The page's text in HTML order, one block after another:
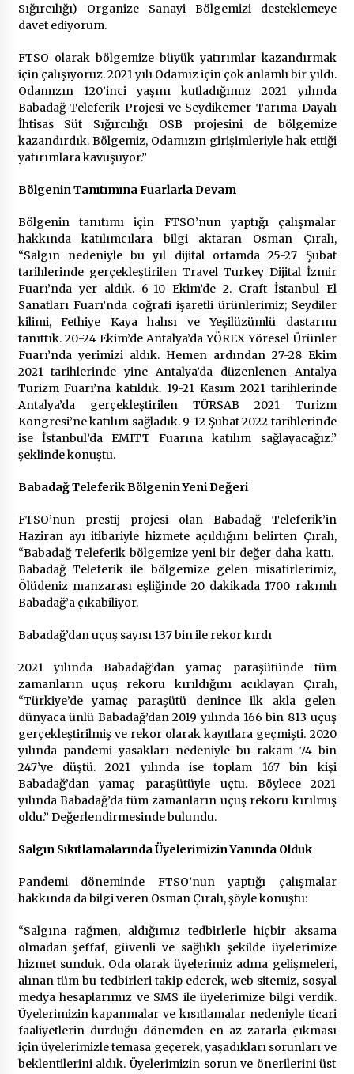
Sığırcılığı) Organize Sanayi Bölgemizi desteklemeye
davet ediyorum.
FTSO olarak bölgemize büyük yatırımlar kazandırmak
için çalışıyoruz. 2021 yılı Odamız için çok anlamlı bir yıldı.
Odamızın 120’inci yaşını kutladığımız 2021 yılında
Babadağ Teleferik Projesi ve Seydikemer Tarıma Dayalı
İhtisas Süt Sığırcılığı OSB projesini de bölgemize
kazandırdık. Bölgemiz, Odamızın girişimleriyle hak ettiği
yatırımlara kavuşuyor.”
Bölgenin Tanıtımına Fuarlarla Devam
Bölgenin tanıtımı için FTSO’nun yaptığı çalışmalar
hakkında katılımcılara bilgi aktaran Osman Çıralı,
“Salgın nedeniyle bu yıl dijital ortamda 25-27 Şubat
tarihlerinde gerçekleştirilen Travel Turkey Dijital İzmir
Fuarı’nda yer aldık. 6-10 Ekim’de 2. Craft İstanbul El
Sanatları Fuarı’nda coğrafi işaretli ürünlerimiz; Seydiler
kilimi, Fethiye Kaya halısı ve Yeşilüzümlü dastarını
tanıttık. 20-24 Ekim’de Antalya’da YÖREX Yöresel Ürünler
Fuarı’nda yerimizi aldık. Hemen ardından 27-28 Ekim
2021 tarihlerinde yine Antalya’da düzenlenen Antalya
Turizm Fuarı’na katıldık. 19-21 Kasım 2021 tarihlerinde
Antalya’da gerçekleştirilen TÜRSAB 2021 Turizm
Kongresi’ne katılım sağladık. 9-12 Şubat 2022 tarihlerinde
ise İstanbul’da EMITT Fuarına katılım sağlayacağız.”
şeklinde konuştu.
Babadağ Teleferik Bölgenin Yeni Değeri
FTSO’nun prestij projesi olan Babadağ Teleferik’in
Haziran ayı itibariyle hizmete açıldığını belirten Çıralı,
“Babadağ Teleferik bölgemize yeni bir değer daha kattı.
Babadağ Teleferik ile bölgemize gelen misafirlerimiz,
Ölüdeniz manzarası eşliğinde 20 dakikada 1700 rakımlı
Babadağ’a çıkabiliyor.
Babadağ’dan uçuş sayısı 137 bin ile rekor kırdı
2021 yılında Babadağ’dan yamaç paraşütünde tüm
zamanların uçuş rekoru kırıldığını açıklayan Çıralı,
“Türkiye’de yamaç paraşütü denince ilk akla gelen
dünyaca ünlü Babadağ’dan 2019 yılında 166 bin 813 uçuş
gerçekleştirilmiş ve rekor olarak kayıtlara geçmişti. 2020
yılında pandemi yasakları nedeniyle bu rakam 74 bin
247’ye düştü. 2021 yılında ise toplam 167 bin kişi
Babadağ’dan yamaç paraşütüyle uçtu. Böylece 2021
yılında Babadağ’da tüm zamanların uçuş rekoru kırılmış
oldu.” Değerlendirmesinde bulundu.
Salgın Sıkıtlamalarında Üyelerimizin Yanında Olduk
Pandemi döneminde FTSO’nun yaptığı çalışmalar
hakkında da bilgi veren Osman Çıralı, şöyle konuştu:
“Salgına rağmen, aldığımız tedbirlerle hiçbir aksama
olmadan şeffaf, güvenli ve sağlıklı şekilde üyelerimize
hizmet sunduk. Oda olarak üyelerimiz adına gelişmeleri,
alınan tüm bu tedbirleri takip ederek, web sitemiz, sosyal
medya hesaplarımız ve SMS ile üyelerimize bilgi verdik.
Üyelerimizin kapanmalar ve kısıtlamalar nedeniyle ticari
faaliyetlerin durduğu dönemden en az zararla çıkması
için üyelerimizle temasa geçerek, yaşadıkları sorunları ve
beklentilerini aldık. Üyelerimizin sorun ve önerilerini üst